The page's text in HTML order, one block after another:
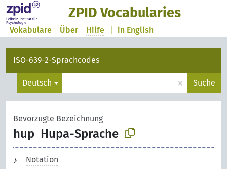
ZPID Vocabularies
in English
Vokabulare Über Hilfe
ISO-639-2-Sprachcodes
Deutsch × Suche
Bevorzugte Bezeichnung
hup Hupa-Sprache
Notation